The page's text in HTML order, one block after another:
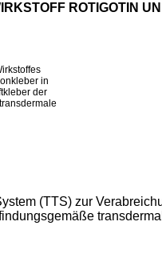
ROTIGOTIN
in
der
(TTS) zur